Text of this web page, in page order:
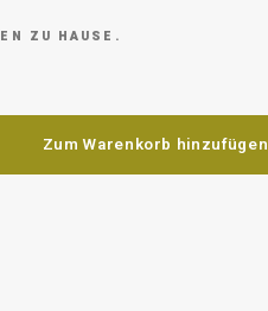
ZU HAUSE.
Zum Warenkorb hinzufügen